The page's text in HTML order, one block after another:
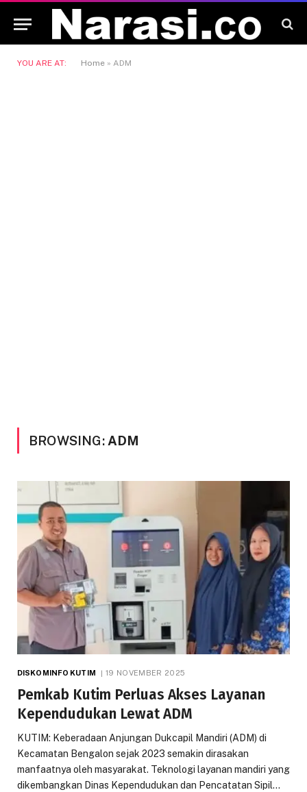
YOU ARE AT: Home » ADM
BROWSING: ADM
DISKOMINFO KUTIM 19 NOVEMBER 2025
Pemkab Kutim Perluas Akses Layanan
Kependudukan Lewat ADM
KUTIM: Keberadaan Anjungan Dukcapil Mandiri (ADM) di
Kecamatan Bengalon sejak 2023 semakin dirasakan
manfaatnya oleh masyarakat. Teknologi layanan mandiri yang
dikembangkan Dinas Kependudukan dan Pencatatan Sipil…